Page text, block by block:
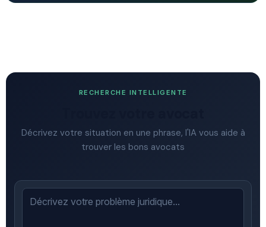
RECHERCHE INTELLIGENTE
Décrivez votre situation en une phrase, l'IA vous aide à
trouver les bons avocats